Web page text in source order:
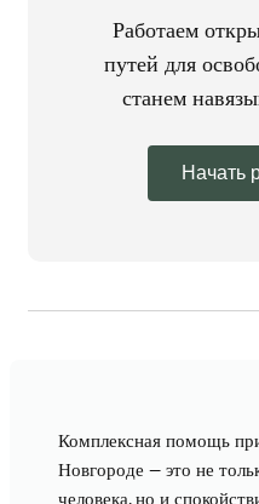
Работаем
путей для
станем
Начать
Комплексная помощь
Новгороде — это не
человека, но и